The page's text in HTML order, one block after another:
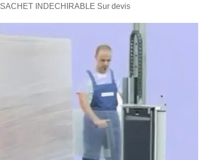
SACHET INDECHIRABLE Sur devis